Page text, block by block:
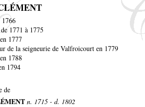
1766
1771 à 1775
1777
de la seigneurie de Valfroicourt en 1779
1788
1794
de
n. 1715 - d. 1802